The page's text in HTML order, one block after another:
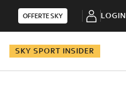
OFFERTE SKY LOGIN
SKY SPORT INSIDER